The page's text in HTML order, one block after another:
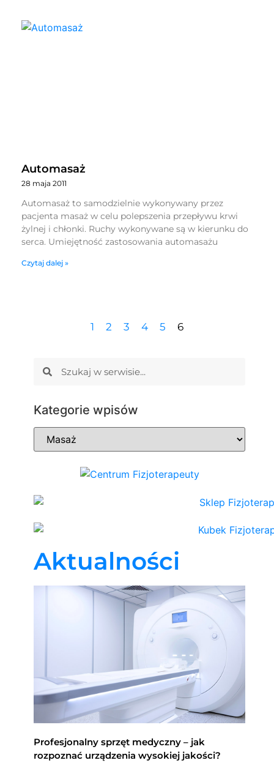
Automasaż
28 maja 2011
Automasaż to samodzielnie wykonywany przez
pacjenta masaż w celu polepszenia przepływu krwi
żylnej i chłonki. Ruchy wykonywane są w kierunku do
serca. Umiejętność zastosowania automasażu
Czytaj dalej »
1 2 3 4 5 6
Kategorie wpisów
Aktualności
Profesjonalny sprzęt medyczny – jak
rozpoznać urządzenia wysokiej jakości?